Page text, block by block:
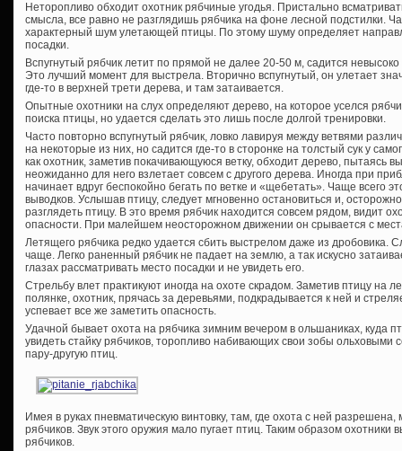
Неторопливо обходит охотник рябчиные угодья. Пристально
смысла, все равно не разглядишь рябчика на фоне лесной подстилки.
характерный шум улетающей птицы. По этому шуму определяет
посадки.
Вспугнутый рябчик летит по прямой не далее 20-50 м, садится
Это лучший момент для выстрела. Вторично вспугнутый, он улетает
где-то в верхней трети дерева, и там затаивается.
Опытные охотники на слух определяют дерево, на которое уселся
поиска птицы, но удается сделать это лишь после долгой тренировки.
Часто повторно вспугнутый рябчик, ловко лавируя между ветвями
на некоторые из них, но садится где-то в сторонке на толстый сук у
как охотник, заметив покачивающуюся ветку, обходит дерево, пытаясь
неожиданно для него взлетает совсем с другого дерева. Иногда при
начинает вдруг беспокойно бегать по ветке и «щебетать». Чаще всего
выводков. Услышав птицу, следует мгновенно остановиться и,
разглядеть птицу. В это время рябчик находится совсем рядом, видит
опасности. При малейшем неосторожном движении он срывается с
Летящего рябчика редко удается сбить выстрелом даже из дробовика.
чаще. Легко раненный рябчик не падает на землю, а так искусно
глазах рассматривать место посадки и не увидеть его.
Стрельбу влет практикуют иногда на охоте скрадом. Заметив птицу на
полянке, охотник, прячась за деревьями, подкрадывается к ней и
успевает все же заметить опасность.
Удачной бывает охота на рябчика зимним вечером в ольшаниках, куда
увидеть стайку рябчиков, торопливо набивающих свои зобы ольховыми
пару-другую птиц.
Имея в руках пневматическую винтовку, там, где охота с ней
рябчиков. Звук этого оружия мало пугает птиц. Таким образом
рябчиков.